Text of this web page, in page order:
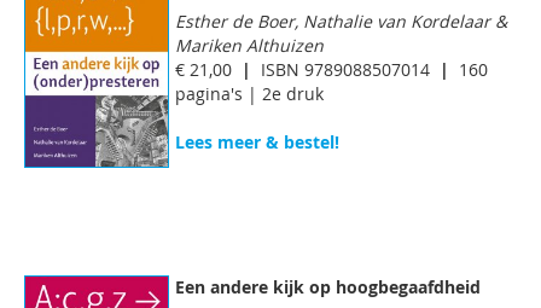
Esther de Boer, Nathalie van Kordelaar &
Mariken Althuizen
€ 21,00 | ISBN 9789088507014 |
160
pagina's | 2e druk
Lees meer & bestel!
Een andere kijk op hoogbegaafdheid